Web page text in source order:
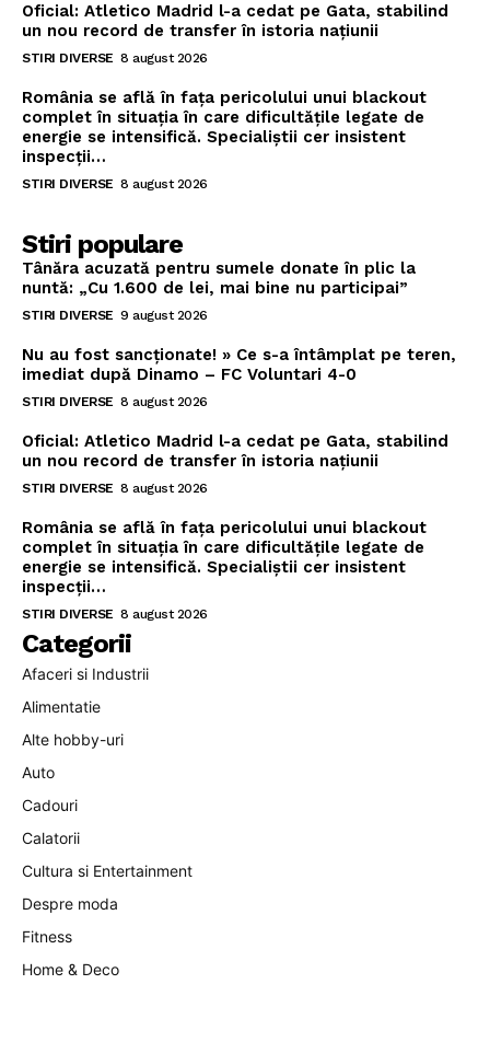
Oficial: Atletico Madrid l-a cedat pe Gata, stabilind
un nou record de transfer în istoria națiunii
STIRI DIVERSE 8 august 2026
România se află în fața pericolului unui blackout
complet în situația în care dificultățile legate de
energie se intensifică. Specialiștii cer insistent
inspecții…
STIRI DIVERSE 8 august 2026
Stiri populare
Tânăra acuzată pentru sumele donate în plic la
nuntă: „Cu 1.600 de lei, mai bine nu participai”
STIRI DIVERSE 9 august 2026
Nu au fost sancționate! » Ce s-a întâmplat pe teren,
imediat după Dinamo – FC Voluntari 4-0
STIRI DIVERSE 8 august 2026
Oficial: Atletico Madrid l-a cedat pe Gata, stabilind
un nou record de transfer în istoria națiunii
STIRI DIVERSE 8 august 2026
România se află în fața pericolului unui blackout
complet în situația în care dificultățile legate de
energie se intensifică. Specialiștii cer insistent
inspecții…
STIRI DIVERSE 8 august 2026
Categorii
Afaceri si Industrii
Alimentatie
Alte hobby-uri
Auto
Cadouri
Calatorii
Cultura si Entertainment
Despre moda
Fitness
Home & Deco